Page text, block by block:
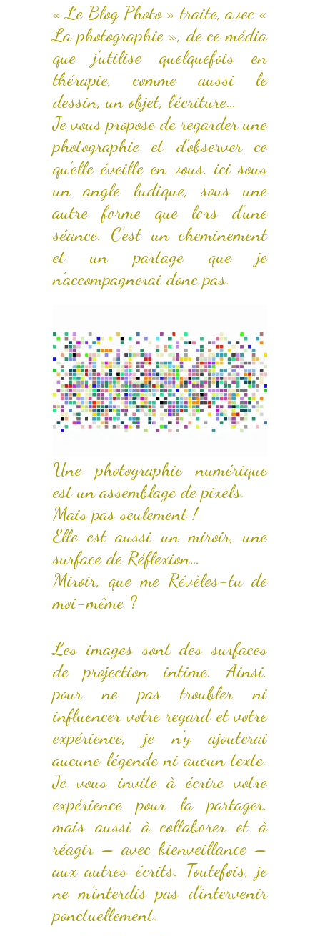
« Le Blog Photo » traite, avec «
La photographie », de ce média
que j’utilise quelquefois en
thérapie, comme aussi le
dessin, un objet, l’écriture…
Je vous propose de regarder une
photographie et d’observer ce
qu’elle éveille en vous, ici sous
un angle ludique, sous une
autre forme que lors d’une
séance. C’est un cheminement
et un partage que je
n’accompagnerai donc pas.
Une photographie numérique
est un assemblage de pixels.
Mais pas seulement !
Elle est aussi un miroir, une
surface de Réflexion…
Miroir, que me Révèles-tu de
moi-même ?
Les images sont des surfaces
de projection intime. Ainsi,
pour ne pas troubler ni
influencer votre regard et votre
expérience, je n’y ajouterai
aucune légende ni aucun texte.
Je vous invite à écrire votre
expérience pour la partager,
mais aussi à collaborer et à
réagir – avec bienveillance –
aux autres écrits. Toutefois, je
ne m’interdis pas d’intervenir
ponctuellement.